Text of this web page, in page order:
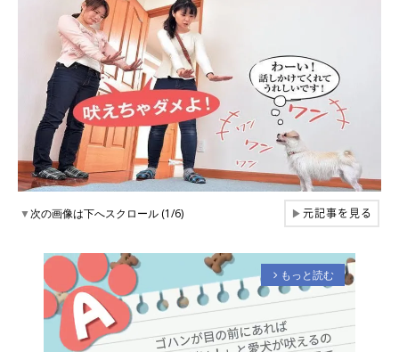
▼次の画像は下へスクロール (1/6) ▶元記事を見る
arrow_forward_ios もっと読む